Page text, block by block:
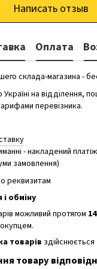
Написать отзыв
Оплата
склада-магазина -
на відділення,
перевізника.
- накладений
замовлення)
реквизитам
обміну
можливий протягом
товарів
товару